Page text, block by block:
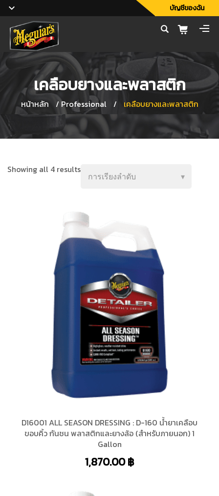
บัญชีของฉัน
เคลือบยางและพลาสติก
หน้าหลัก / Professional / เคลือบยางและพลาสติก
Showing all 4 results
D16001 ALL SEASON DRESSING : D-160 น้ำยาเคลือบ
ขอบคิ้ว กันชน พลาสติกและยางล้อ (สำหรับภายนอก) 1
Gallon
1,870.00฿